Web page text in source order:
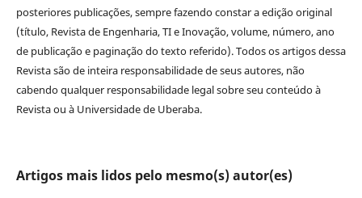
posteriores publicações, sempre fazendo constar a edição original
(título, Revista de Engenharia, TI e Inovação, volume, número, ano
de publicação e paginação do texto referido). Todos os artigos dessa
Revista são de inteira responsabilidade de seus autores, não
cabendo qualquer responsabilidade legal sobre seu conteúdo à
Revista ou à Universidade de Uberaba.
Artigos mais lidos pelo mesmo(s) autor(es)